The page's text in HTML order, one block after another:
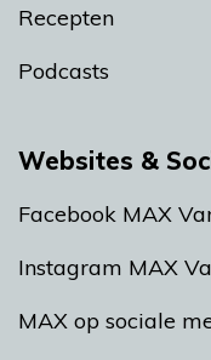
Recepten
Podcasts
Websites &
Facebook MAX
Instagram MAX
MAX op sociale